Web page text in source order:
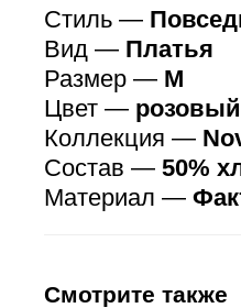
Стиль —
Вид — Платья
Размер — M
Цвет — розовый
Коллекция —
Состав — 50%
Материал —
Смотрите также